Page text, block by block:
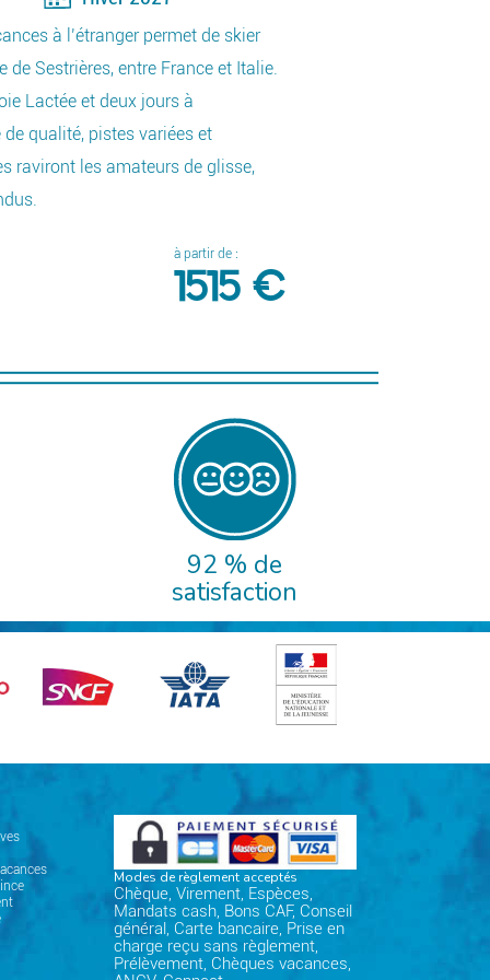
à l’étranger permet de skier
de Sestrières, entre France et Italie.
Lactée et deux jours à
qualité, pistes variées et
raviront les amateurs de glisse,
à partir de :
1515 €
92 % de
satisfaction
Modes de règlement acceptés
Chèque, Virement, Espèces,
Mandats cash, Bons CAF, Conseil
général, Carte bancaire, Prise en
charge reçu sans règlement,
Prélèvement, Chèques vacances,